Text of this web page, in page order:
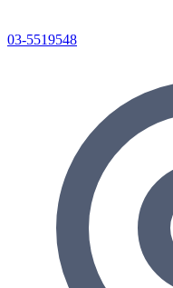
03-5519548